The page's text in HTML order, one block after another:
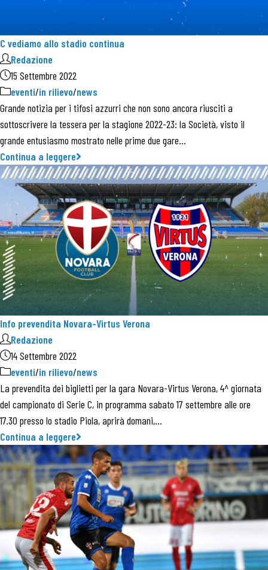
C vediamo allo stadio continua
Redazione
15 Settembre 2022
eventi/in rilievo/news
Grande notizia per i tifosi azzurri che non sono ancora riusciti a
sottoscrivere la tessera per la stagione 2022-23: la Società, visto il
grande entusiasmo mostrato nelle prime due gare…
Continua a leggere
Info prevendita Novara-Virtus Verona
Redazione
14 Settembre 2022
eventi/in rilievo/news
La prevendita dei biglietti per la gara Novara-Virtus Verona, 4^ giornata
del campionato di Serie C, in programma sabato 17 settembre alle ore
17.30 presso lo stadio Piola, aprirà domani,…
Continua a leggere